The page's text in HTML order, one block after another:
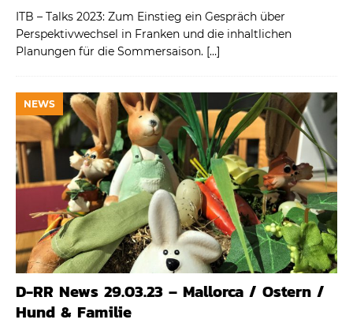
ITB – Talks 2023: Zum Einstieg ein Gespräch über
Perspektivwechsel in Franken und die inhaltlichen
Planungen für die Sommersaison. […]
NEWS
D-RR News 29.03.23 – Mallorca / Ostern /
Hund & Familie